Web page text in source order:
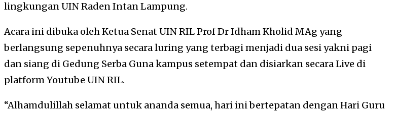
lingkungan UIN Raden Intan Lampung.
Acara ini dibuka oleh Ketua Senat UIN RIL Prof Dr Idham Kholid MAg yang
berlangsung sepenuhnya secara luring yang terbagi menjadi dua sesi yakni pagi
dan siang di Gedung Serba Guna kampus setempat dan disiarkan secara Live di
platform Youtube UIN RIL.
“Alhamdulillah selamat untuk ananda semua, hari ini bertepatan dengan Hari Guru